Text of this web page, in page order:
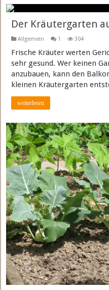
Der Kräutergarten
Allgemein 1 304
Frische Kräuter werten
sehr gesund. Wer keinen
anzubauen, kann den
kleinen Kräutergarten
weiterlesen